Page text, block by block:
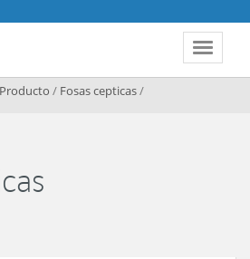
Toggle
/ Fosas cepticas/